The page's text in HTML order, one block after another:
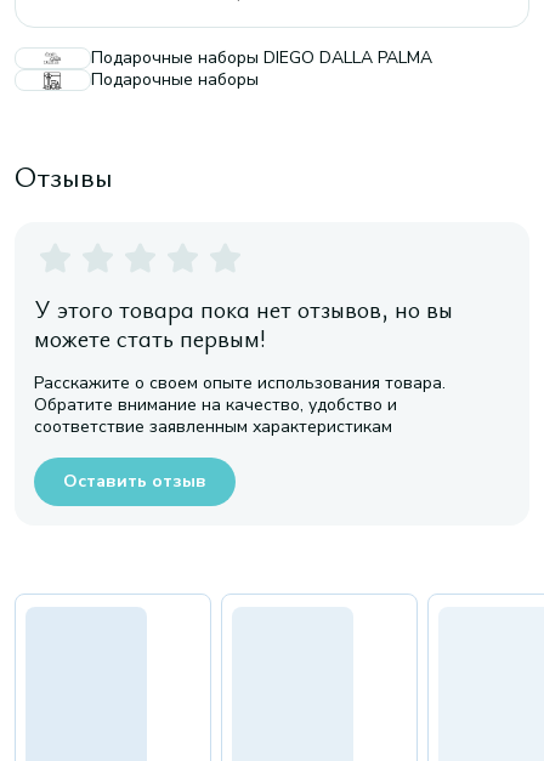
Подарочные наборы DIEGO DALLA PALMA
Подарочные наборы
Отзывы
У этого товара пока нет отзывов, но вы
можете стать первым!
Расскажите о своем опыте использования товара.
Обратите внимание на качество, удобство и
соответствие заявленным характеристикам
Оставить отзыв